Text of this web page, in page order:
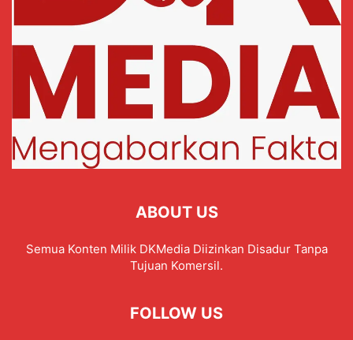
ABOUT US
Semua Konten Milik DKMedia Diizinkan Disadur Tanpa
Tujuan Komersil.
FOLLOW US